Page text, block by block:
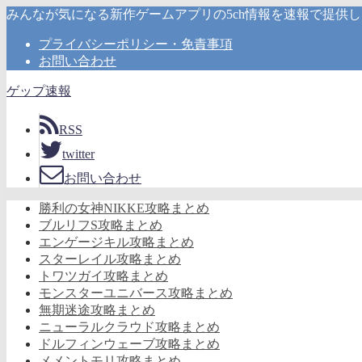
みんなが気になる新作ゲームアプリの5ch情報を速報で提供
プライバシーポリシー・免責事項
お問い合わせ
ゲップ速報
RSS
twitter
お問い合わせ
勝利の女神NIKKE攻略まとめ
ブルリフS攻略まとめ
エンゲージキル攻略まとめ
スターレイル攻略まとめ
トワツガイ攻略まとめ
モンスターユニバース攻略まとめ
無期迷途攻略まとめ
ニューラルクラウド攻略まとめ
ドルフィンウェーブ攻略まとめ